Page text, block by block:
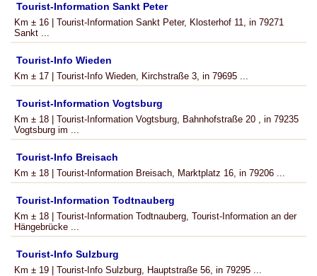
Tourist-Information Sankt Peter
Km ± 16 | Tourist-Information Sankt Peter, Klosterhof 11, in 79271
Sankt ...
Tourist-Info Wieden
Km ± 17 | Tourist-Info Wieden, Kirchstraße 3, in 79695 ...
Tourist-Information Vogtsburg
Km ± 18 | Tourist-Information Vogtsburg, Bahnhofstraße 20 , in 79235
Vogtsburg im ...
Tourist-Info Breisach
Km ± 18 | Tourist-Information Breisach, Marktplatz 16, in 79206 ...
Tourist-Information Todtnauberg
Km ± 18 | Tourist-Information Todtnauberg, Tourist-Information an der
Hängebrücke ...
Tourist-Info Sulzburg
Km ± 19 | Tourist-Info Sulzburg, Hauptstraße 56, in 79295 ...